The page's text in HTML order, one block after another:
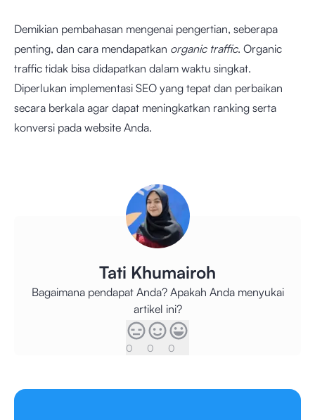
Demikian pembahasan mengenai pengertian, seberapa
penting, dan cara mendapatkan organic traffic. Organic
traffic tidak bisa didapatkan dalam waktu singkat.
Diperlukan implementasi SEO yang tepat dan perbaikan
secara berkala agar dapat meningkatkan ranking serta
konversi pada website Anda.
Tati Khumairoh
Bagaimana pendapat Anda? Apakah Anda menyukai
artikel ini?
0 0 0